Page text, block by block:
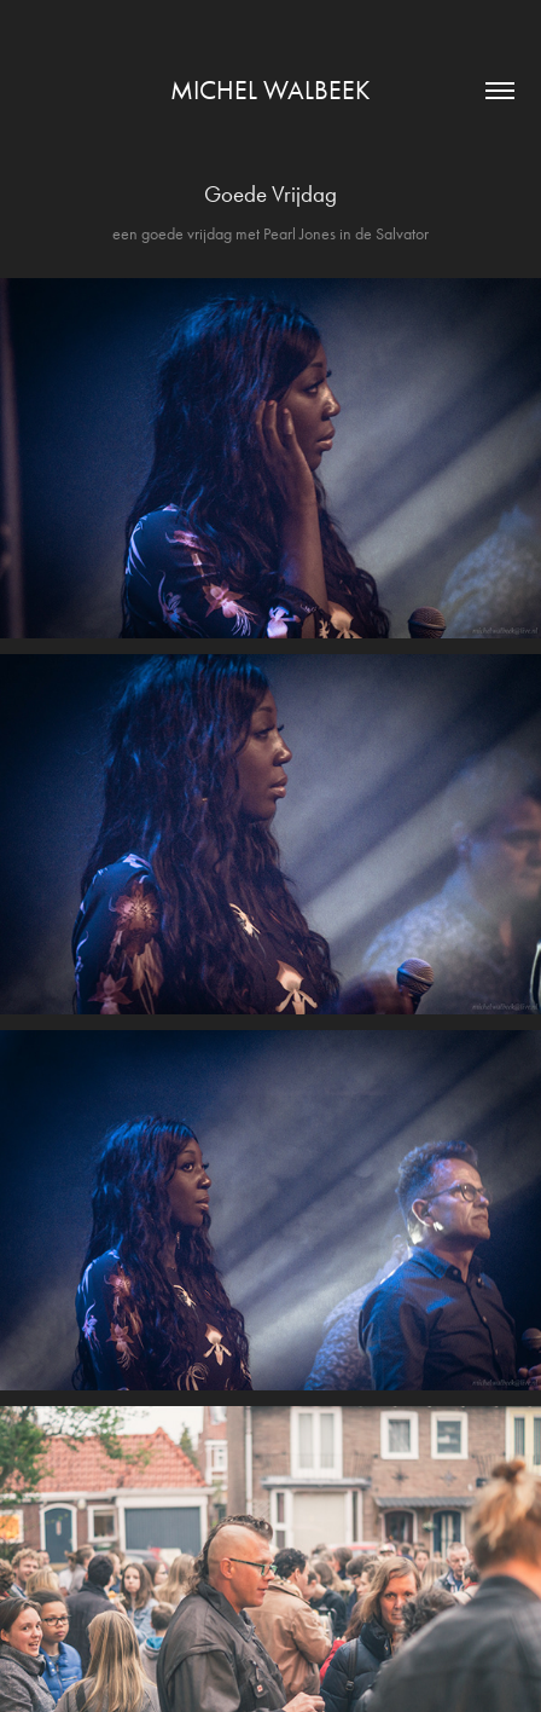
MICHEL WALBEEK
Goede Vrijdag
een goede vrijdag met Pearl Jones in de Salvator